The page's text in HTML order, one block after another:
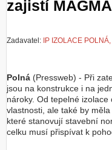
zajistí
Zadavatel: IP IZOLACE
Polná (Pressweb) - Při
jsou na konstrukce i na
nároky. Od tepelné
vlastnosti, ale také by
které stanovují stavební
celku musí přispívat k